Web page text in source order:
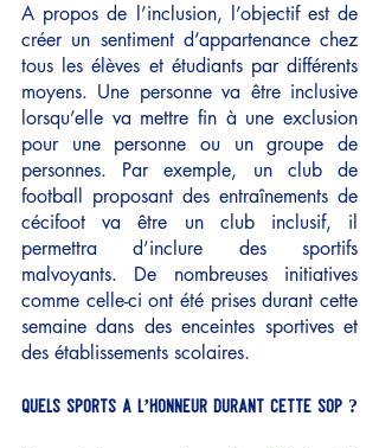
A propos de l’inclusion, l’objectif est de
créer un sentiment d’appartenance chez
tous les élèves et étudiants par différents
moyens. Une personne va être inclusive
lorsqu’elle va mettre fin à une exclusion
pour une personne ou un groupe de
personnes. Par exemple, un club de
football proposant des entraînements de
cécifoot va être un club inclusif, il
permettra d’inclure des sportifs
malvoyants. De nombreuses initiatives
comme celle-ci ont été prises durant cette
semaine dans des enceintes sportives et
des établissements scolaires.
Quels sports à l’honneur durant cette SOP ?